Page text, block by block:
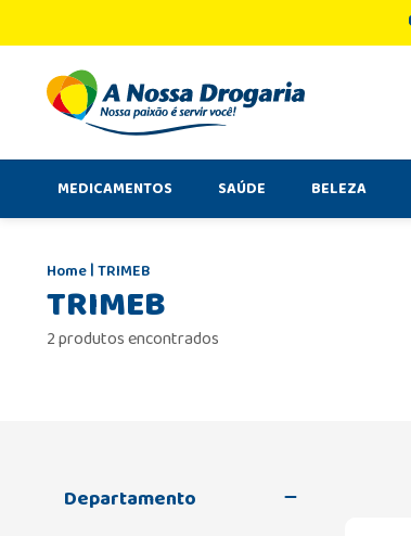
MEDICAMENTOS SAÚDE BELEZA
TRIMEB
TRIMEB
2 produtos encontrados
Departamento